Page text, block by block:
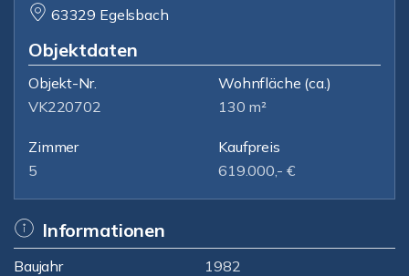
63329 Egelsbach
Objektdaten
Objekt-Nr.
VK220702
Wohnfläche (ca.)
130 m²
Zimmer
5
Kaufpreis
619.000,- €
Informationen
Baujahr
1982